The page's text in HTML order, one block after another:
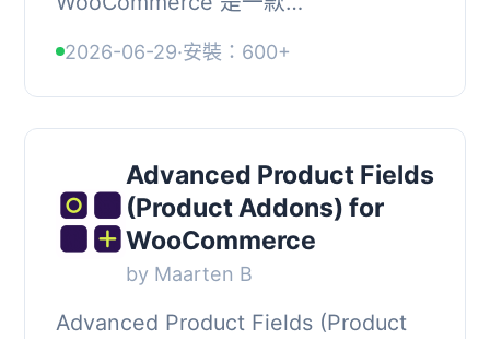
提供 17 種以上的欄位類型，讓店家為
商品新增額外選項與加價欄位，輕鬆打
造客...
2026-06-29·安裝：600+
Advanced Product Fields
(Product Addons) for
WooCommerce
by Maarten B
Advanced Product Fields (Product